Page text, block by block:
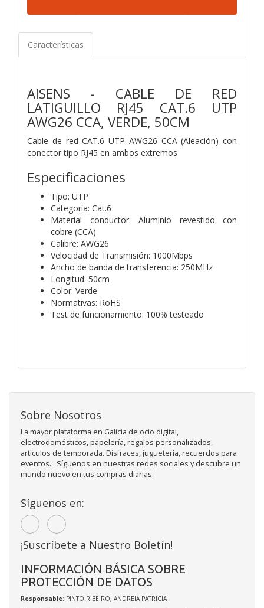
Características
AISENS - CABLE DE RED
LATIGUILLO RJ45 CAT.6 UTP
AWG26 CCA, VERDE, 50CM
Cable de red CAT.6 UTP AWG26 CCA (Aleación) con
conector tipo RJ45 en ambos extremos
Especificaciones
Tipo: UTP
Categoría: Cat.6
Material conductor: Aluminio revestido con
cobre (CCA)
Calibre: AWG26
Velocidad de Transmisión: 1000Mbps
Ancho de banda de transferencia: 250MHz
Longitud: 50cm
Color: Verde
Normativas: RoHS
Test de funcionamiento: 100% testeado
Sobre Nosotros
La mayor plataforma en Galicia de ocio digital,
electrodomésticos, papelería, regalos personalizados,
artículos de temporada. Disfraces, juguetería, recuerdos para
eventos... Síguenos en nuestras redes sociales y descubre un
mundo nuevo en tus compras diarias.
Síguenos en:
¡Suscríbete a Nuestro Boletín!
INFORMACIÓN BÁSICA SOBRE
PROTECCIÓN DE DATOS
Responsable: PINTO RIBEIRO, ANDREIA PATRICIA